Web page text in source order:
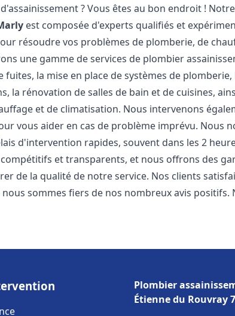
? Vous êtes au bon endroit !
est composée d'experts qualifiés et
résoudre vos problèmes de plomberie, de
une gamme de services de plombier
la mise en place de systèmes de plomberie,
la rénovation de salles de bain et de cuisines,
et de climatisation. Nous intervenons
vous aider en cas de problème imprévu. Nous
d'intervention rapides, souvent dans les 2
et transparents, et nous offrons des
de la qualité de notre service. Nos clients
sommes fiers de nos nombreux avis positifs.
Plombier
Étienne du Rouvray